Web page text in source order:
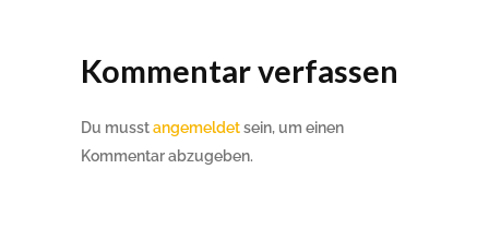
Kommentar verfassen
Du musstangemeldetsein, um einen
Kommentar abzugeben.